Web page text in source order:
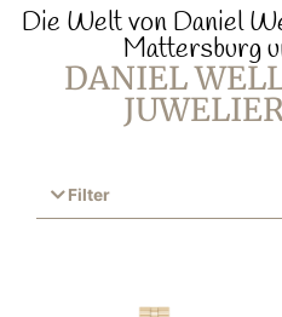
Die Welt von Daniel
Mattersburg
DANIEL
Filter